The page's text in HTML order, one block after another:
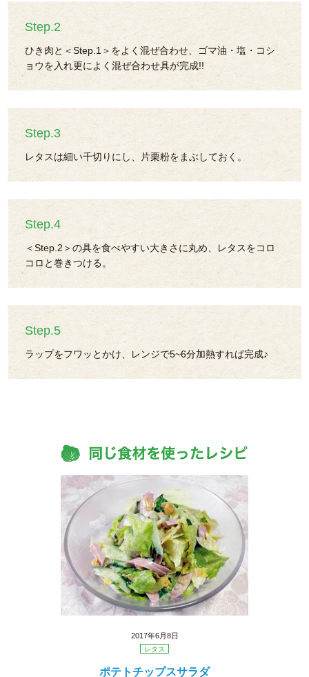
Step.2
ひき肉と＜Step.1＞をよく混ぜ合わせ、ゴマ油・塩・コシ
ョウを入れ更によく混ぜ合わせ具が完成!!
Step.3
レタスは細い千切りにし、片栗粉をまぶしておく。
Step.4
＜Step.2＞の具を食べやすい大きさに丸め、レタスをコロ
コロと巻きつける。
Step.5
ラップをフワッとかけ、レンジで5~6分加熱すれば完成♪
2017年6月8日
レタス
ポテトチップスサラダ